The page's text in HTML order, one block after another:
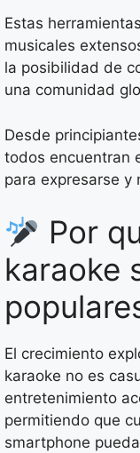
Estas
musicales
la posibilidad de
una comunidad
Desde
todos encuentran
para expresarse y
Por
karaoke
El crecimiento
karaoke no es
entretenimiento
permitiendo que
smartphone